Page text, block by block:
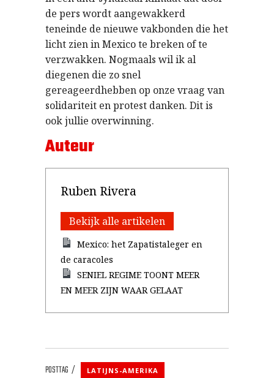
de pers wordt aangewakkerd
teneinde de nieuwe vakbonden die het
licht zien in Mexico te breken of te
verzwakken. Nogmaals wil ik al
diegenen die zo snel
gereageerdhebben op onze vraag van
solidariteit en protest danken. Dit is
ook jullie overwinning.
Auteur
Ruben Rivera
Bekijk alle artikelen
Mexico: het Zapatistaleger en
de caracoles
SENIEL REGIME TOONT MEER
EN MEER ZIJN WAAR GELAAT
POSTTAG LATIJNS-AMERIKA